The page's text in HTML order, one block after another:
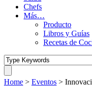
Chefs
Más…
Producto
Libros y Guías
Recetas de
Home > Eventos >